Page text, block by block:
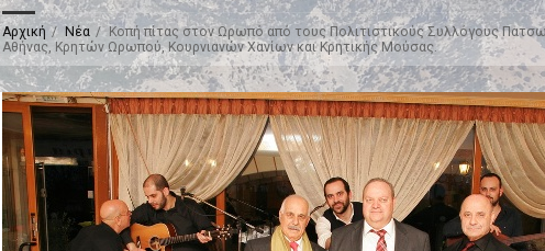
Αρχική Νέα
Κοπή πίτας στον Ωρωπό από τους Πολιτιστικούς Συλλόγους
Αθήνας, Κρητών Ωρωπού, Κουρνιανών Χανίων και Κρητικής Μούσας.